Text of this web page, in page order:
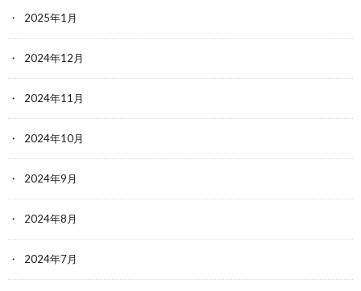
2025年1月
2024年12月
2024年11月
2024年10月
2024年9月
2024年8月
2024年7月